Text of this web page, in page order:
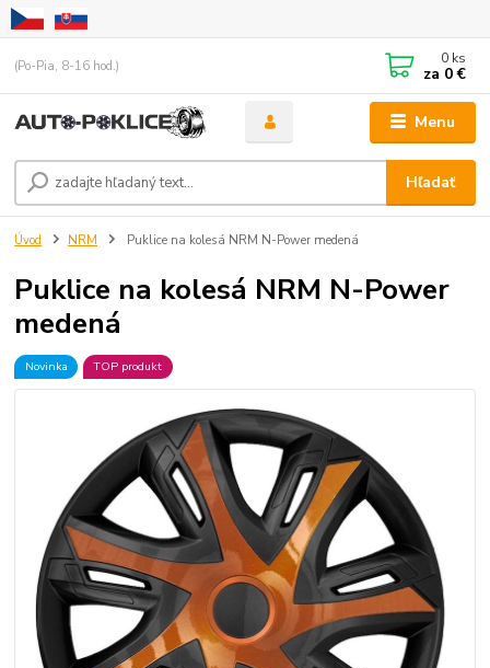
Menu
Hľadať
(Po-Pia, 8-16 hod.) 0 ks
za 0 €
Úvod NRM Puklice na kolesá NRM N-Power medená
Puklice na kolesá NRM N-Power
medená
Novinka TOP produkt